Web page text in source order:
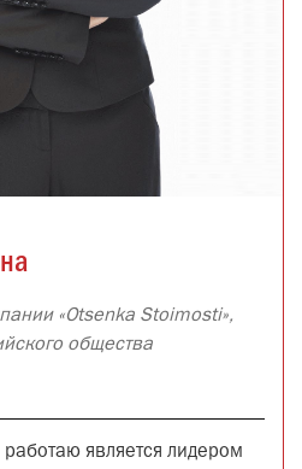
«Otsenka Stoimosti»,
общества
является лидером